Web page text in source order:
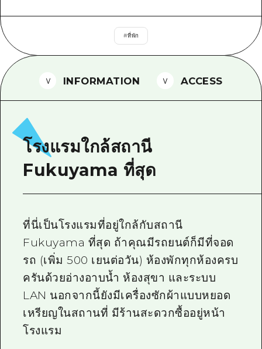
การรักษา
ธรรมชาติ
ฮิโรชิม่า ฟรี Wi-Fi
คำถามที่พบบ่อย
ดาวน์โหลดรูปภาพ
#ที่พัก
INFORMATION ACCESS
โรงแรมใกล้สถานี
Fukuyama ที่สุด
ที่นี่เป็นโรงแรมที่อยู่ใกล้กับสถานี
Fukuyama ที่สุด ถ้าคุณมีรถยนต์ก็มีที่จอด
รถ (เพิ่ม 500 เยนต่อวัน) ห้องพักทุกห้องครบ
ครันด้วยอ่างอาบน้ำ ห้องสุขา และระบบ
LAN นอกจากนี้ยังมีเครื่องซักผ้าแบบหยอด
เหรียญในสถานที่ มีร้านสะดวกซื้ออยู่หน้า
โรงแรม